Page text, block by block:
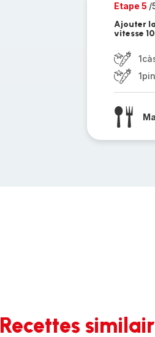
Etape 5 /
Ajouter
vitesse
Recettes